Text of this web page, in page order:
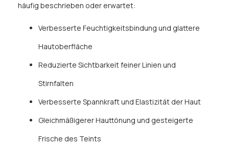
häufig beschrieben oder erwartet:
Verbesserte Feuchtigkeitsbindung und glattere
Hautoberfläche
Reduzierte Sichtbarkeit feiner Linien und
Stirnfalten
Verbesserte Spannkraft und Elastizität der Haut
Gleichmäßigerer Hauttönung und gesteigerte
Frische des Teints